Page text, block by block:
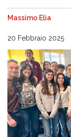
Massimo Elia
20 Febbraio 2025